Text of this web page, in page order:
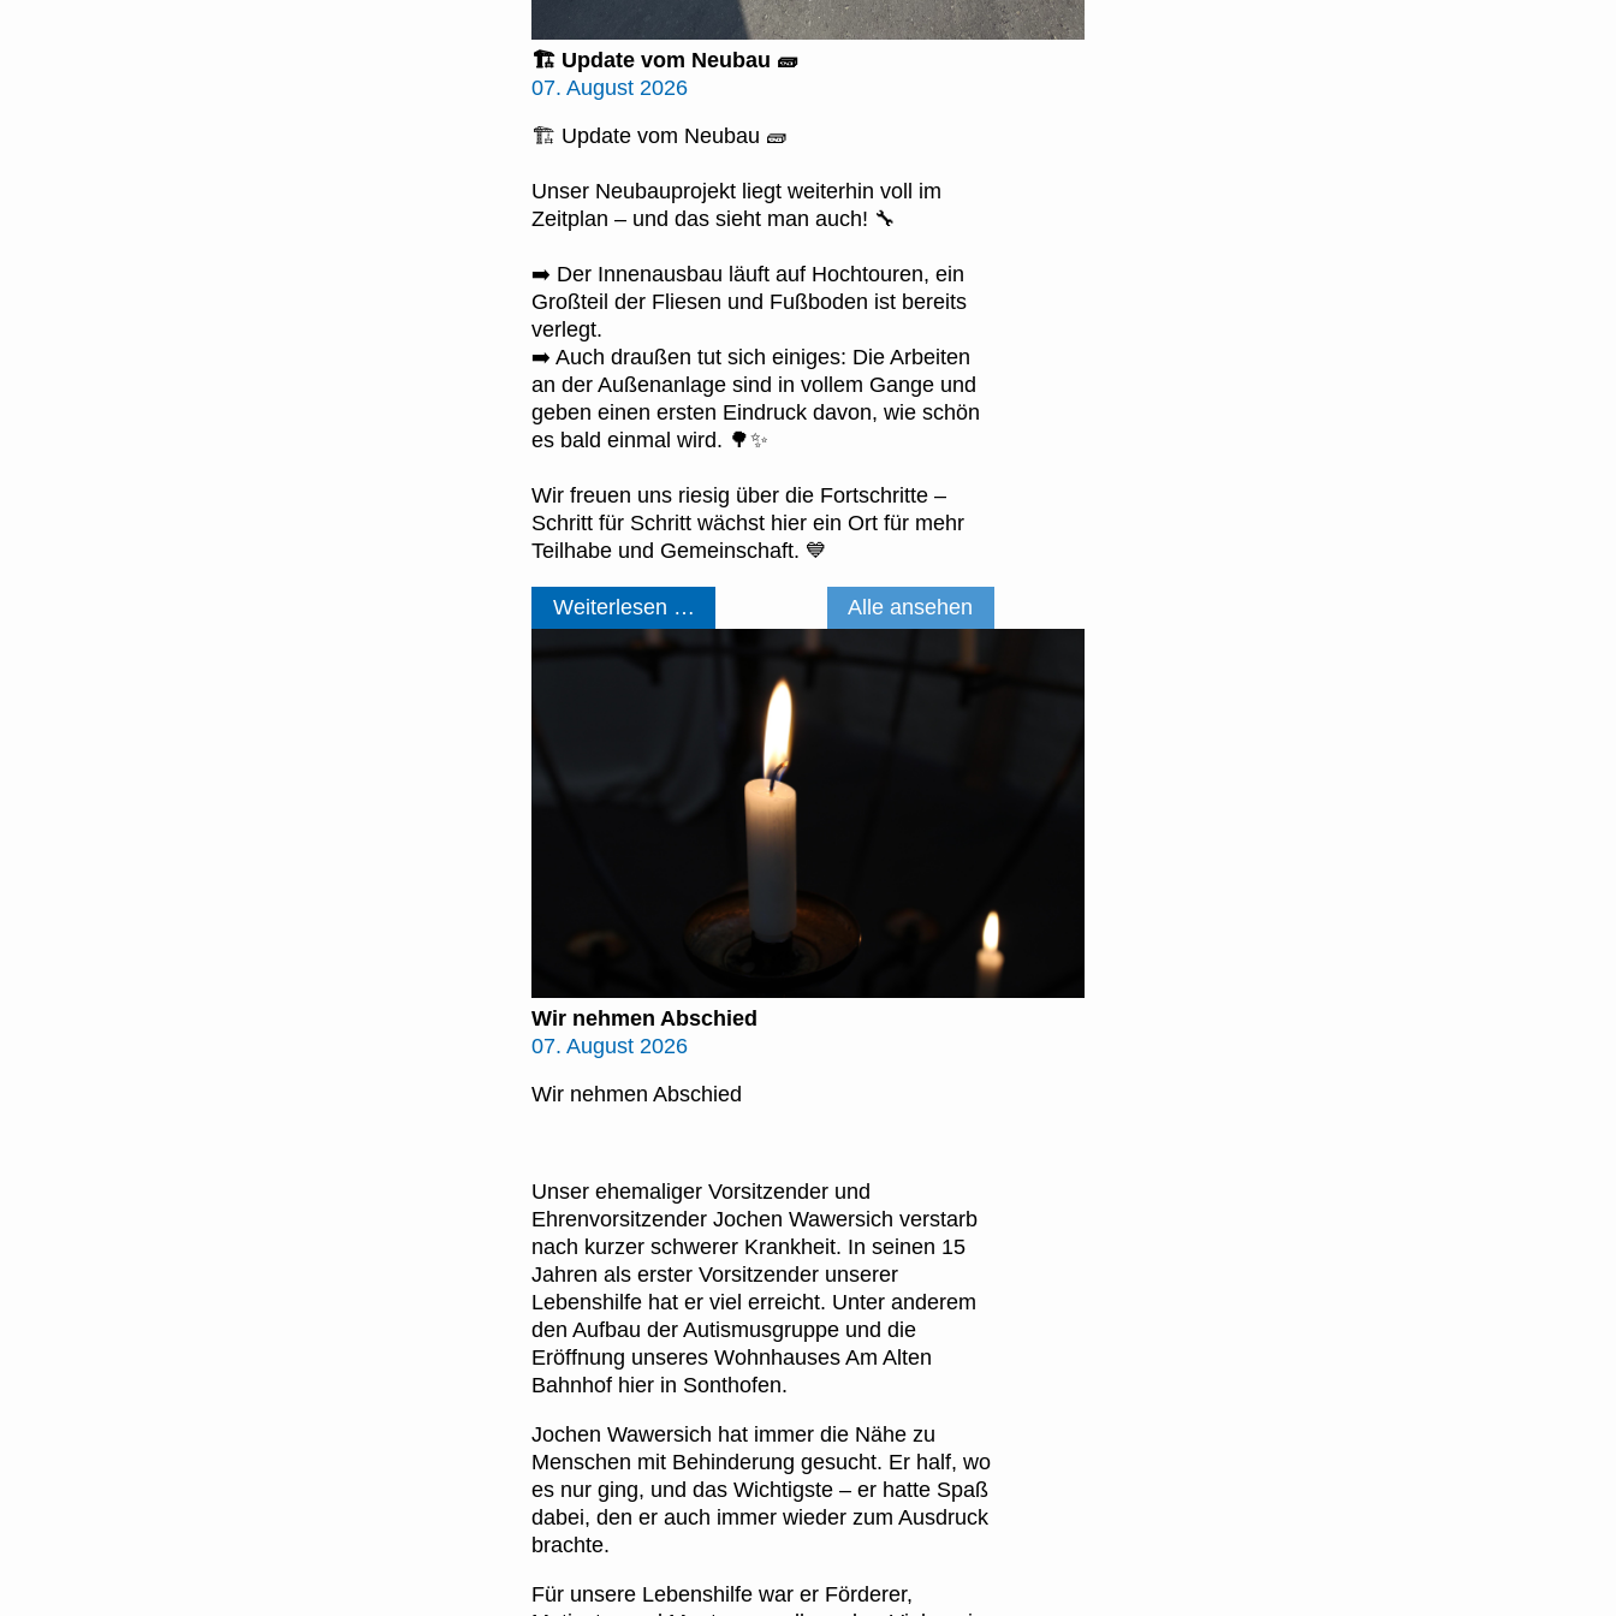
🏗️ Update vom Neubau 🧱
07. August 2026
🏗️ Update vom Neubau 🧱
Unser Neubauprojekt liegt weiterhin voll im
Zeitplan – und das sieht man auch! 🔧
➡️ Der Innenausbau läuft auf Hochtouren, ein
Großteil der Fliesen und Fußboden ist bereits
verlegt.
➡️ Auch draußen tut sich einiges: Die Arbeiten
an der Außenanlage sind in vollem Gange und
geben einen ersten Eindruck davon, wie schön
es bald einmal wird. 🌳✨
Wir freuen uns riesig über die Fortschritte –
Schritt für Schritt wächst hier ein Ort für mehr
Teilhabe und Gemeinschaft. 💙
Weiterlesen …
Neubau
Alle ansehen
Wir nehmen Abschied
07. August 2026
Wir nehmen Abschied
Unser ehemaliger Vorsitzender und
Ehrenvorsitzender Jochen Wawersich verstarb
nach kurzer schwerer Krankheit. In seinen 15
Jahren als erster Vorsitzender unserer
Lebenshilfe hat er viel erreicht. Unter anderem
den Aufbau der Autismusgruppe und die
Eröffnung unseres Wohnhauses Am Alten
Bahnhof hier in Sonthofen.
Jochen Wawersich hat immer die Nähe zu
Menschen mit Behinderung gesucht. Er half, wo
es nur ging, und das Wichtigste – er hatte Spaß
dabei, den er auch immer wieder zum Ausdruck
brachte.
Für unsere Lebenshilfe war er Förderer,